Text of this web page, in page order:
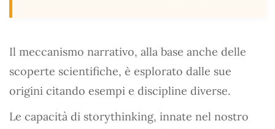
Il meccanismo narrativo, alla base anche delle
scoperte scientifiche, è esplorato dalle sue
origini citando esempi e discipline diverse.
Le capacità di storythinking, innate nel nostro